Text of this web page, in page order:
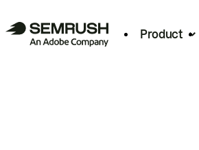
Product